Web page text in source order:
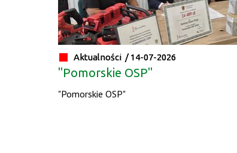
Aktualności / 14-07-2026
"Pomorskie OSP"
"Pomorskie OSP"